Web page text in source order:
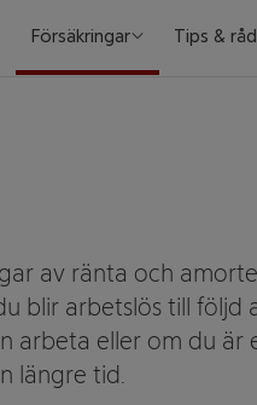
Försäkringar Tips & råd
av ränta och
blir arbetslös till följd
arbeta eller om du är
längre tid.